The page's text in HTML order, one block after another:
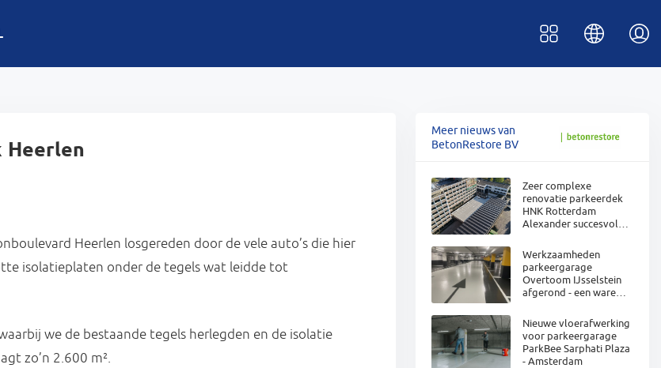
Heerlen
Heerlen losgereden door de vele auto’s die hier
isolatieplaten onder de tegels wat leidde tot
we de bestaande tegels herlegden en de isolatie
zo’n 2.600 m².
Meer nieuws van
BetonRestore BV
Zeer complexe
renovatie parkeerdek
HNK Rotterdam
Alexander succesvol
Werkzaamheden
parkeergarage
Overtoom IJsselstein
afgerond - een ware
Nieuwe vloerafwerking
voor parkeergarage
ParkBee Sarphati Plaza
- Amsterdam